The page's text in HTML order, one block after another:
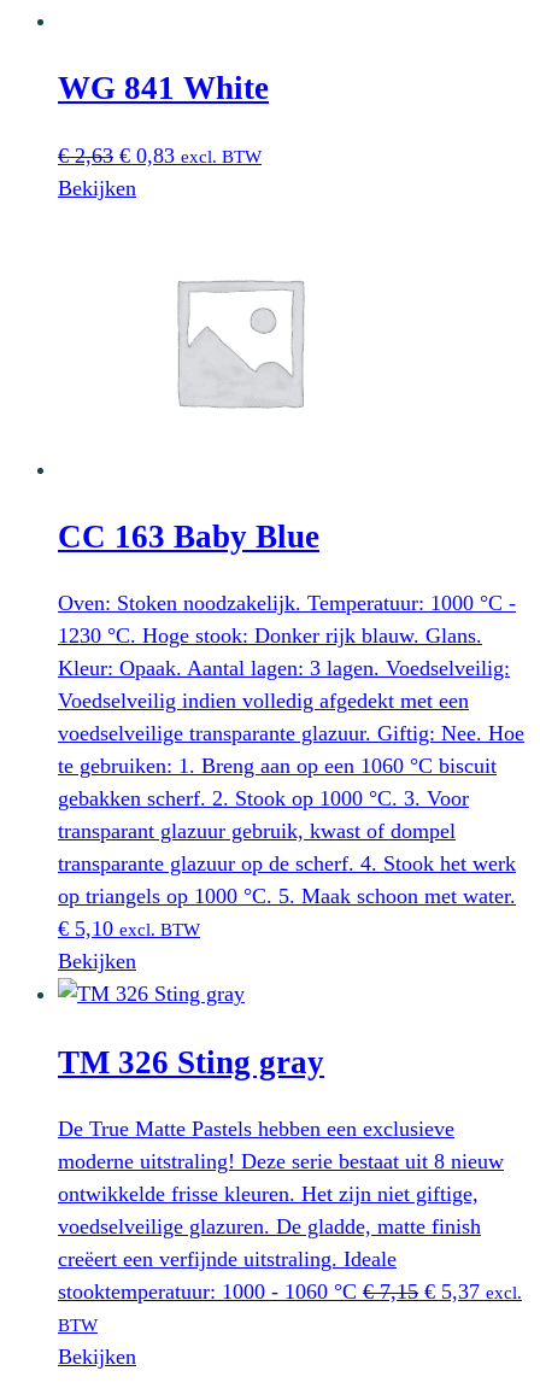
WG 841 White
€2,63 Oorspronkelijke
prijs
€ 0,83Huidige
excl. BTW
Bekijken
CC 163 Baby Blue
Oven: Stoken noodzakelijk. Temperatuur: 1000 °C -
1230 °C. Hoge stook: Donker rijk blauw. Glans.
Kleur: Opaak. Aantal lagen: 3 lagen. Voedselveilig:
Voedselveilig indien volledig afgedekt met een
voedselveilige transparante glazuur. Giftig: Nee. Hoe
te gebruiken: 1. Breng aan op een 1060 °C biscuit
gebakken scherf. 2. Stook op 1000 °C. 3. Voor
transparant glazuur gebruik, kwast of dompel
transparante glazuur op de scherf. 4. Stook het werk
op triangels op 1000 °C. 5. Maak schoon met water.
€ 5,10 excl. BTW
Bekijken
TM 326 Sting gray
De True Matte Pastels hebben een exclusieve
moderne uitstraling! Deze serie bestaat uit 8 nieuw
ontwikkelde frisse kleuren. Het zijn niet giftige,
voedselveilige glazuren. De gladde, matte finish
creëert een verfijnde uitstraling. Ideale
stooktemperatuur: 1000 - 1060 °C €7,15 € 5,37 excl.
BTW
Bekijken